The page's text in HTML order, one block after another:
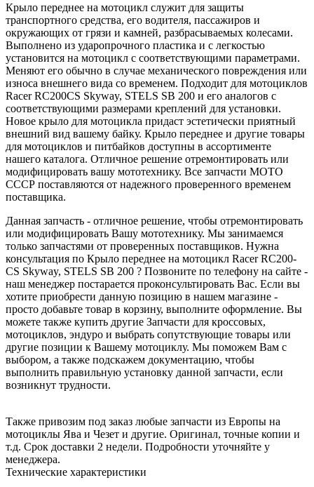
Крыло переднее на мотоцикл служит для защиты
транспортного средства, его водителя, пассажиров и
окружающих от грязи и камней, разбрасываемых колесами.
Выполнено из ударопрочного пластика и с легкостью
установится на мотоцикл с соответствующими параметрами.
Меняют его обычно в случае механического повреждения или
износа внешнего вида со временем. Подходит для мотоциклов
Racer RC200CS Skyway, STELS SB 200 и его аналогов с
соответствующими размерами креплений для установки.
Новое крыло для мотоцикла придаст эстетически приятный
внешний вид вашему байку. Крыло переднее и другие товары
для мотоциклов и питбайков доступны в ассортименте
нашего каталога. Отличное решение отремонтировать или
модифицировать вашу мототехнику. Все запчасти МОТО
СССР поставляются от надежного проверенного временем
поставщика.
Данная запчасть - отличное решение, чтобы отремонтировать
или модифицировать Вашу мототехнику. Мы занимаемся
только запчастями от проверенных поставщиков. Нужна
консультация по Крыло переднее на мотоцикл Racer RC200-
CS Skyway, STELS SB 200 ? Позвоните по телефону на сайте -
наш менеджер постарается проконсультировать Вас. Если вы
хотите приобрести данную позицию в нашем магазине -
просто добавьте товар в корзину, выполните оформление. Вы
можете также купить другие Запчасти для кроссовых,
мотоциклов, эндуро и выбрать сопутствующие товары или
другие позиции к Вашему мотоциклу. Мы поможем Вам с
выбором, а также подскажем документацию, чтобы
выполнить правильную установку данной запчасти, если
возникнут трудности.
Также привозим под заказ любые запчасти из Европы на
мотоциклы Ява и Чезет и другие. Оригинал, точные копии и
т.д. Срок доставки 2 недели. Подробности уточняйте у
менеджера.
Технические характеристики